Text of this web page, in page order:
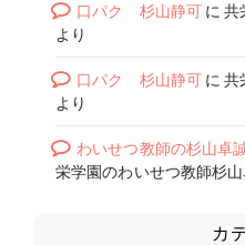
口パク 杉山静可に共
より
口パク 杉山静可に共
より
わいせつ教師の杉山卓
栄学園のわいせつ教師杉
カ